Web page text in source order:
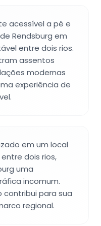
acessível a pé e
Rendsburg em
entre dois rios.
assentos
modernas
experiência de
em um local
dois rios,
uma
incomum.
contribui para sua
regional.